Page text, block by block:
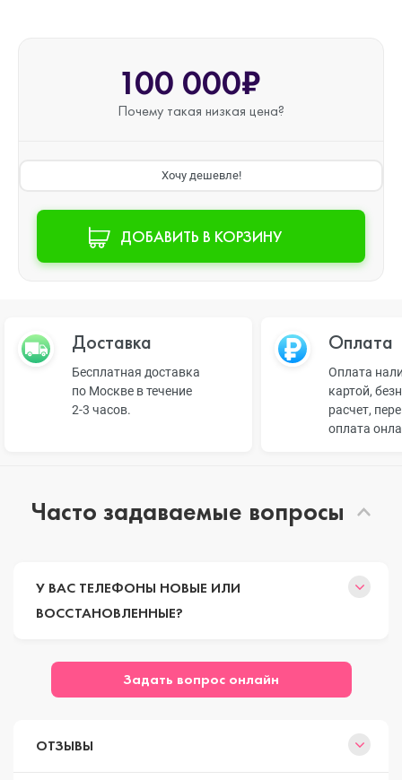
100 000₽
Почему такая низкая цена?
Хочу дешевле!
ДОБАВИТЬ В КОРЗИНУ
Доставка
Бесплатная доставка
по Москве в течение
2-3 часов.
Оплата
Оплата
картой,
расчет,
оплата
Часто задаваемые вопросы
У ВАС ТЕЛЕФОНЫ НОВЫЕ ИЛИ
ВОССТАНОВЛЕННЫЕ?
Задать вопрос онлайн
ОТЗЫВЫ